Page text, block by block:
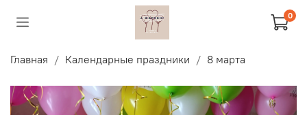
0
Главная Календарные праздники 8 марта